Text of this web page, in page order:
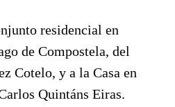
residencial en
de Compostela, del
Cotelo, y a la Casa en
Quintáns Eiras.